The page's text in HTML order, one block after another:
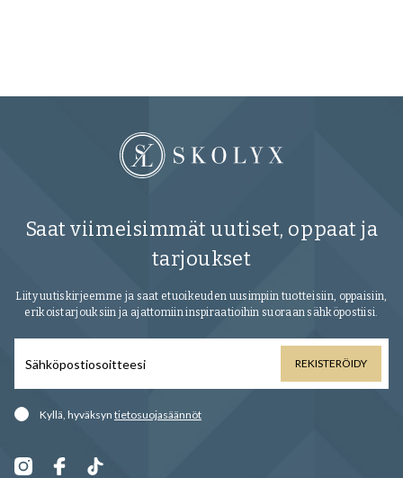
Saat viimeisimmät uutiset, oppaat ja
tarjoukset
Liity uutiskirjeemme ja saat etuoikeuden uusimpiin tuotteisiin, oppaisiin,
erikoistarjouksiin ja ajattomiin inspiraatioihin suoraan sähköpostiisi.
REKISTERÖIDY
Kyllä, hyväksyn tietosuojasäännöt